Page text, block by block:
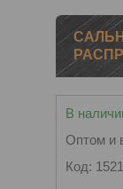
В
Оптом и
Код: